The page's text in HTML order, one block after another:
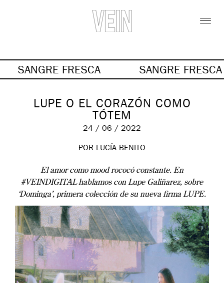
SANGRE FRESCA SANGRE
LUPE O EL CORAZÓN COMO
TÓTEM
24 / 06 / 2022
POR LUCÍA BENITO
El amor como mood rococó constante. En
#VEINDIGITAL hablamos con Lupe Galiñarez, sobre
‘Dominga’, primera colección de su nueva firma LUPE.